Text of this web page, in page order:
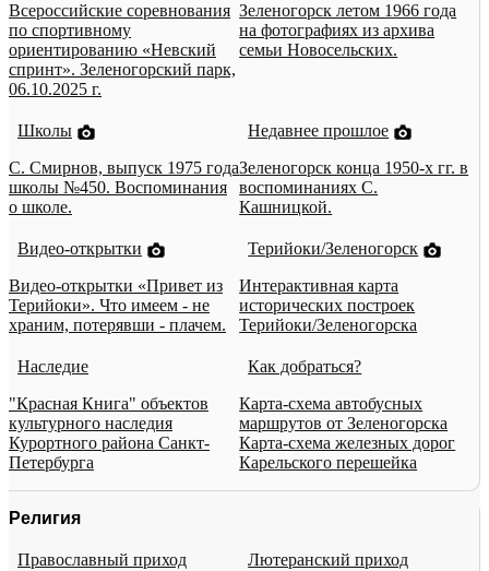
Всероссийские соревнования
по спортивному
ориентированию «Невский
спринт». Зеленогорский парк,
06.10.2025 г.
Зеленогорск летом 1966 года
на фотографиях из архива
семьи Новосельских.
Школы
С. Смирнов, выпуск 1975 года
школы №450. Воспоминания
о школе.
Недавнее прошлое
Зеленогорск конца 1950-х гг. в
воспоминаниях С.
Кашницкой.
Видео-открытки
Видео-открытки «Привет из
Терийоки». Что имеем - не
храним, потерявши - плачем.
Терийоки/Зеленогорск
Интерактивная карта
исторических построек
Терийоки/Зеленогорска
Наследие
"Красная Книга" объектов
культурного наследия
Курортного района Санкт-
Петербурга
Как добраться?
Карта-схема автобусных
маршрутов от Зеленогорска
Карта-схема железных дорог
Карельского перешейка
Религия
Православный приход
Лютеранский приход